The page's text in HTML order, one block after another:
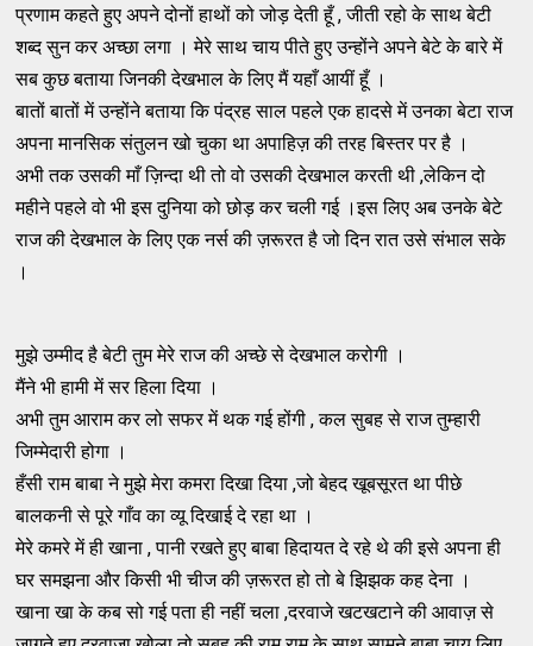
प्रणाम कहते हुए अपने दोनों हाथों को जोड़ देती हूँ , जीती रहो के साथ बेटी
शब्द सुन कर अच्छा लगा । मेरे साथ चाय पीते हुए उन्होंने अपने बेटे के बारे में
सब कुछ बताया जिनकी देखभाल के लिए मैं यहाँ आयीं हूँ ।
बातों बातों में उन्होंने बताया कि पंद्रह साल पहले एक हादसे में उनका बेटा राज
अपना मानसिक संतुलन खो चुका था अपाहिज़ की तरह बिस्तर पर है ।
अभी तक उसकी माँ ज़िन्दा थी तो वो उसकी देखभाल करती थी ,लेकिन दो
महीने पहले वो भी इस दुनिया को छोड़ कर चली गई ।इस लिए अब उनके बेटे
राज की देखभाल के लिए एक नर्स की ज़रूरत है जो दिन रात उसे संभाल सके
।
मुझे उम्मीद है बेटी तुम मेरे राज की अच्छे से देखभाल करोगी ।
मैंने भी हामी में सर हिला दिया ।
अभी तुम आराम कर लो सफर में थक गई होंगी , कल सुबह से राज तुम्हारी
जिम्मेदारी होगा ।
हँसी राम बाबा ने मुझे मेरा कमरा दिखा दिया ,जो बेहद खूबसूरत था पीछे
बालकनी से पूरे गाँव का व्यू दिखाई दे रहा था ।
मेरे कमरे में ही खाना , पानी रखते हुए बाबा हिदायत दे रहे थे की इसे अपना ही
घर समझना और किसी भी चीज की ज़रूरत हो तो बे झिझक कह देना ।
खाना खा के कब सो गई पता ही नहीं चला ,दरवाजे खटखटाने की आवाज़ से